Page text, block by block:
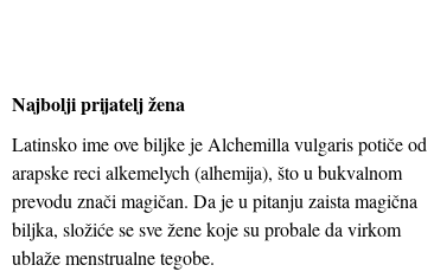
Najbolji prijatelj žena
Latinsko ime ove biljke je Alchemilla vulgarispotiče od
arapske reci alkemelych (alhemija), što u bukvalnom
prevodu znači magičan. Da je u pitanju zaista magična
biljka, složiće se sve žene koje su probale da virkom
ublaže menstrualne tegobe.